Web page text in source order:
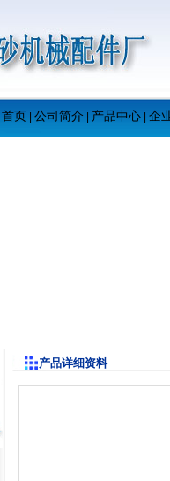
首页 公司简介 产品中心| 企
产品详细资料